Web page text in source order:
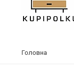
Головна